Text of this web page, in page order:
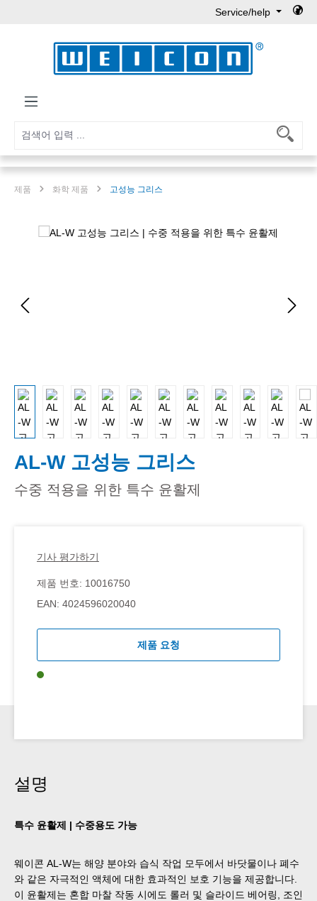
Service/help
제품 화학 제품 고성능 그리스
Skip image gallery
AL-W 고성능 그리스
수중 적용을 위한 특수 윤활제
기사 평가하기
제품 번호: 10016750
EAN: 4024596020040
제품 요청
설명
특수 윤활제 | 수중용도 가능
웨이콘 AL-W는 해양 분야와 습식 작업 모두에서 바닷물이나 폐수
와 같은 자극적인 액체에 대한 효과적인 보호 기능을 제공합니다.
이 윤활제는 혼합 마찰 작동 시에도 롤러 및 슬라이드 베어링, 조인